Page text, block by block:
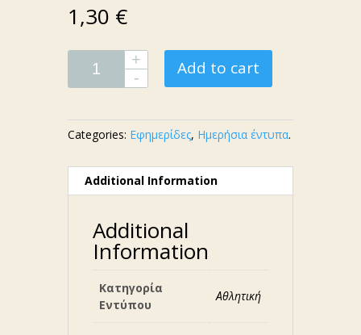
1,30 €
Add to cart
Categories: Εφημερίδες, Ημερήσια έντυπα.
Additional Information
Additional
Information
Κατηγορία
Εντύπου
Αθλητική